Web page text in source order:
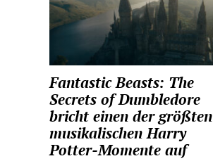
Fantastic Beasts: The
Secrets of Dumbledore
bricht einen der größten
musikalischen Harry
Potter-Momente auf